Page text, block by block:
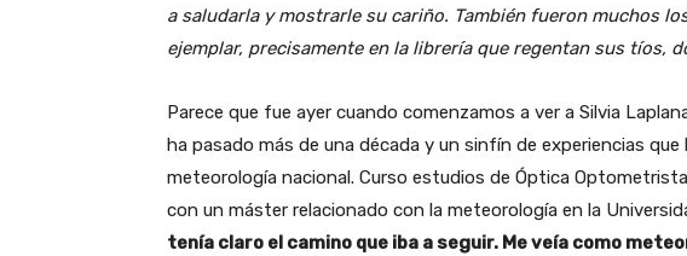
a saludarla y mostrarle su cariño. También fueron muchos
ejemplar, precisamente en la librería que regentan sus tíos,
Parece que fue ayer cuando comenzamos a ver a Silvia
ha pasado más de una década y un sinfín de experiencias
meteorología nacional. Curso estudios de Óptica
con un máster relacionado con la meteorología en la
tenía claro el camino que iba a seguir. Me veía como